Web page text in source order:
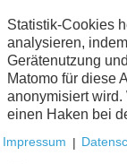
Publikationen
Keine
Statistik-Cookies
analysieren,
Gerätenutzung
Matomo für diese
anonymisiert wird.
einen Haken bei
Impressum |